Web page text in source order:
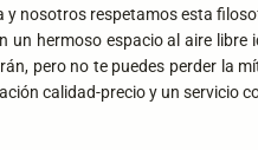
y nosotros respetamos esta
un hermoso espacio al aire
pero no te puedes perder la
calidad-precio y un servicio